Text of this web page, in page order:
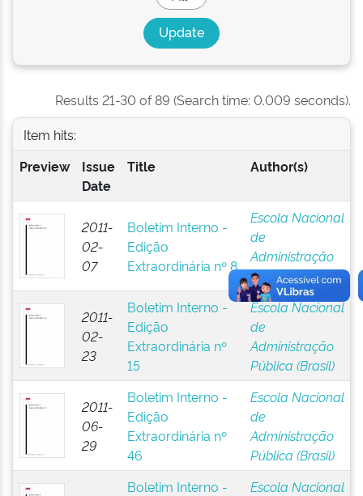
Results 21-30 of 89 (Search time: 0.009 seconds).
Item hits:
Preview
Issue
Date
Title Author(s)
2011-
02-
07
Boletim Interno -
Edição
Extraordinária nº 8
Escola Nacional
de
Administração
Pública (Brasil)
2011-
02-
23
Boletim Interno -
Edição
Extraordinária nº
15
Escola Nacional
de
Administração
Pública (Brasil)
2011-
06-
29
Boletim Interno -
Edição
Extraordinária nº
46
Escola Nacional
de
Administração
Pública (Brasil)
Boletim Interno -
Escola Nacional